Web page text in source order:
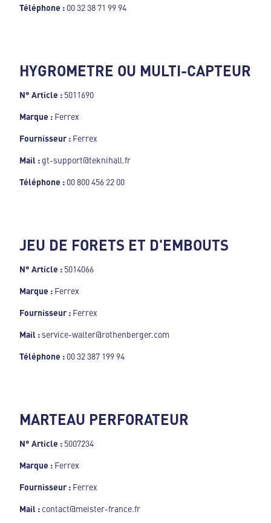
Téléphone : 00 32 38 71 99 94
HYGROMETRE OU MULTI-CAPTEUR
N° Article : 5011690
Marque : Ferrex
Fournisseur : Ferrex
Mail : gt-support@teknihall.fr
Téléphone : 00 800 456 22 00
JEU DE FORETS ET D'EMBOUTS
N° Article : 5014066
Marque : Ferrex
Fournisseur : Ferrex
Mail : service-walter@rothenberger.com
Téléphone : 00 32 387 199 94
MARTEAU PERFORATEUR
N° Article : 5007234
Marque : Ferrex
Fournisseur : Ferrex
Mail : contact@meister-france.fr